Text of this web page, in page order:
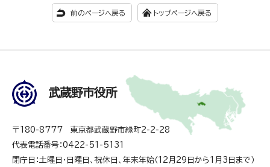
前のページへ戻る トップページへ戻る
武蔵野市役所
〒180-8777 東京都武蔵野市緑町2-2-28
代表電話番号：0422-51-5131
閉庁日：土曜日・日曜日、祝休日、年末年始（12月29日から1月3日まで）